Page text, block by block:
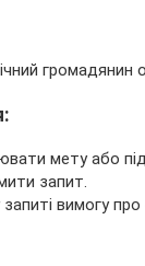
громадянин
:
мету або
запит.
вимогу про